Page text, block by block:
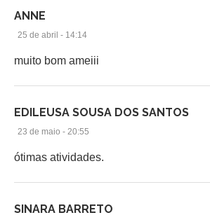
ANNE
25 de abril - 14:14
muito bom ameiii
EDILEUSA SOUSA DOS SANTOS
23 de maio - 20:55
ótimas atividades.
SINARA BARRETO